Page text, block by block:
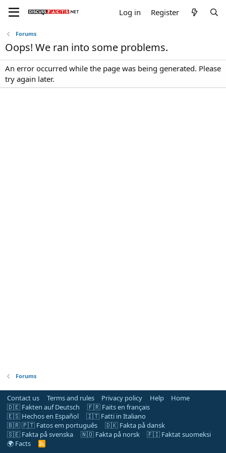
Log in Register
Forums
Oops! We ran into some problems.
An error occurred while the page was being generated. Please
try again later.
Forums
Contact us Terms and rules Privacy policy Help
Home
🇩🇪 Fakten auf Deutsch
🇫🇷 Faits en français
🇪🇸 Hechos en Español
🇮🇹 Fatti in Italiano
🇧🇷 🇵🇹 Fatos em português
🇩🇰 Fakta på dansk
🇸🇪 Fakta på svenska
🇳🇴 Fakta på norsk
🇫🇮 Faktat suomeksi
🌍 Facts
R